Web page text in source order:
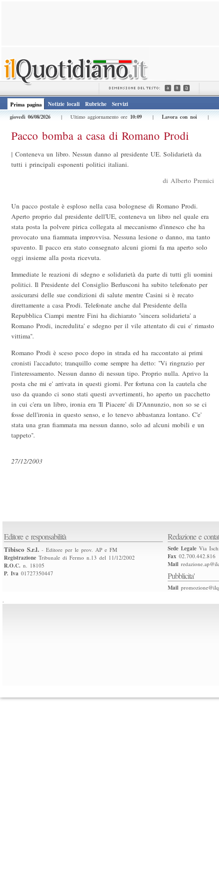
Prima pagina Notizie locali Rubriche
Servizi
giovedì 06/08/2026
| Ultimo aggiornamento ore 10:09 | Lavora con noi |
Pacco bomba a casa di Romano Prodi
| Conteneva un libro. Nessun danno al presidente UE. Solidarietà da
tutti i principali esponenti politici italiani.
di Alberto Premici
Un pacco postale è esploso nella casa bolognese di Romano Prodi.
Aperto proprio dal presidente dell'UE, conteneva un libro nel quale era
stata posta la polvere pirica collegata al meccanismo d'innesco che ha
provocato una fiammata improvvisa. Nessuna lesione o danno, ma tanto
spavento. Il pacco era stato consegnato alcuni giorni fa ma aperto solo
oggi insieme alla posta ricevuta.
Immediate le reazioni di sdegno e solidarietà da parte di tutti gli uomini
politici. Il Presidente del Consiglio Berlusconi ha subito telefonato per
assicurarsi delle sue condizioni di salute mentre Casini si è recato
direttamente a casa Prodi. Telefonate anche dal Presidente della
Repubblica Ciampi mentre Fini ha dichiarato ''sincera solidarieta' a
Romano Prodi, incredulita' e sdegno per il vile attentato di cui e' rimasto
vittima''.
Romano Prodi è sceso poco dopo in strada ed ha raccontato ai primi
cronisti l'accaduto; tranquillo come sempre ha detto: ''Vi ringrazio per
l'interessamento. Nessun danno di nessun tipo. Proprio nulla. Aprivo la
posta che mi e' arrivata in questi giorni. Per fortuna con la cautela che
uso da quando ci sono stati questi avvertimenti, ho aperto un pacchetto
in cui c'era un libro, ironia era 'Il Piacere' di D'Annunzio, non so se ci
fosse dell'ironia in questo senso, e lo tenevo abbastanza lontano. C'e'
stata una gran fiammata ma nessun danno, solo ad alcuni mobili e un
tappeto''.
27/12/2003
Editore e responsabilità
Tibisco S.r.l. - Editore per le prov. AP e FM
Registrazione Tribunale di Fermo n.13 del 11/12/2002
R.O.C. n. 18105
P. Iva 01727350447
Redazione e
Sede Legale Via
Fax 02.700.442.816
Mail
Pubblicita'
Mail
.